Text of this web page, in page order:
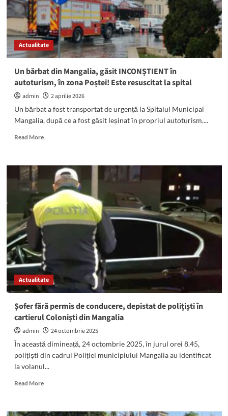
Actualitate
Un bărbat din Mangalia, găsit INCONȘTIENT în
autoturism, în zona Poștei! Este resuscitat la spital
admin
2 aprilie 2026
Un bărbat a fost transportat de urgență la Spitalul Municipal
Mangalia, după ce a fost găsit leșinat în propriul autoturism....
Read MoreRead
Un
bărbat
Mangalia,
găsit
INCONȘTIENT
în
autoturism,
în
zona
Poștei!
Este
resuscitat
la
Actualitate
Șofer fără permis de conducere, depistat de polițiști în
cartierul Coloniști din Mangalia
admin
24 octombrie 2025
În această dimineață, 24 octombrie 2025, în jurul orei 8.45,
polițiști din cadrul Poliției municipiului Mangalia au identificat
la volanul...
Read MoreRead
Șofer